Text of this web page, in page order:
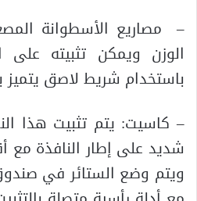
– مصاريع الأسطوانة
الوزن ويمكن تثبيته
باستخدام شريط لاصق
– كاسيت: يتم تثبيت هذا
شديد على إطار النافذة مع
ويتم وضع الستائر في